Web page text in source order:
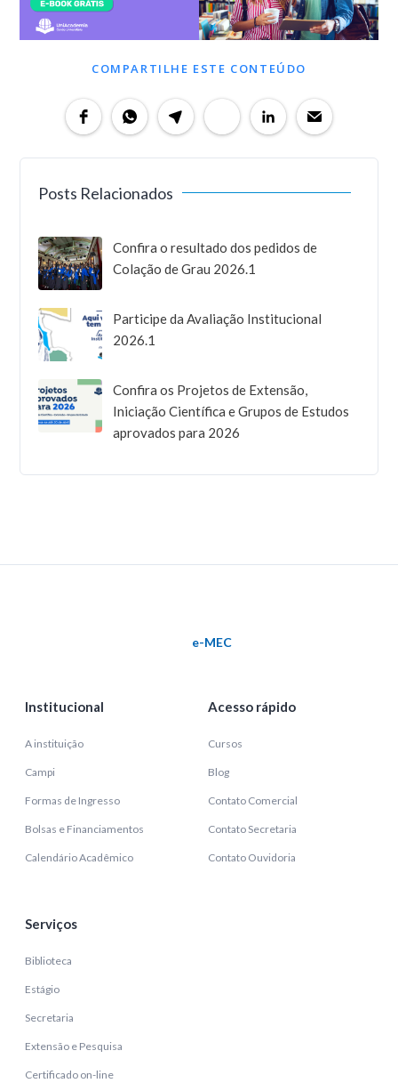
COMPARTILHE ESTE CONTEÚDO
Posts Relacionados
Confira o resultado dos pedidos de
Colação de Grau 2026.1
Participe da Avaliação Institucional
2026.1
Confira os Projetos de Extensão,
Iniciação Científica e Grupos de Estudos
aprovados para 2026
e-MEC
Institucional
A instituição
Campi
Formas de Ingresso
Bolsas e Financiamentos
Calendário Acadêmico
Acesso rápido
Cursos
Blog
Contato Comercial
Contato Secretaria
Contato Ouvidoria
Serviços
Biblioteca
Estágio
Secretaria
Extensão e Pesquisa
Certificado on-line